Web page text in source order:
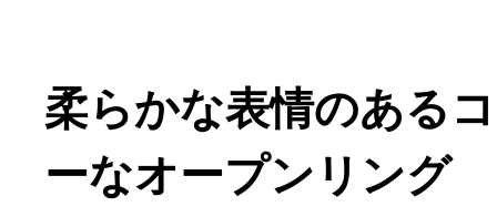
柔らかな表情のある
ーなオープンリング